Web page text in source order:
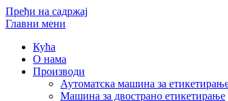
Пређи на садржај
Главни мени
Кућа
О нама
Производи
Аутоматска машина за
Машина за двострано етикетирање